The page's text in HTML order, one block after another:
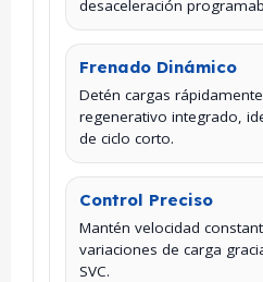
desaceleración
Frenado Dinámico
Detén cargas
regenerativo integrado,
de ciclo corto.
Control Preciso
Mantén velocidad
variaciones de carga
SVC.